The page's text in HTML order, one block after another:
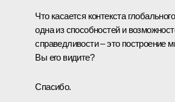
Что касается контекста
одна из способностей и
справедливости – это построение
Вы его видите?
Спасибо.